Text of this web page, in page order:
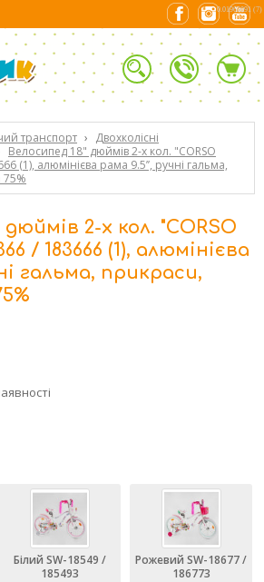
транспорт › Двохколісні
Велосипед 18" дюймів 2-х кол. "CORSO
(1), алюмінієва рама 9.5’’, ручні гальма,
дюймів 2-х кол. "CORSO
/ 183666 (1), алюмінієва
гальма, прикраси,
Білий SW-18549 /
185493
Рожевий SW-18677 /
186773
0.01963091 (7)